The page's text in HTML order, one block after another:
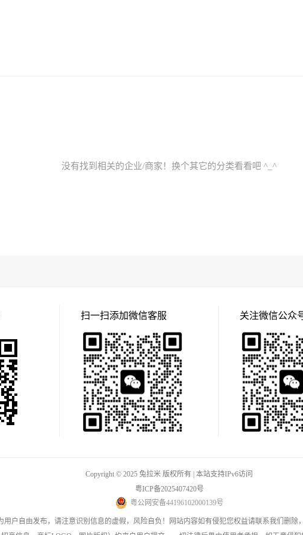
没有找到相关的企业/商家！换个其它的分类看看吧 ^_^
扫一扫添加微信客服 关注微信公众
Copyright © 2025 兔拉米 版权所有 | 本站支持IPv6访问
粤ICP备2025407420号
粤公网安备44196102000139号
用户自由发布，请注意识别信息的虚假，风险自负！网站内容如有侵犯您权益请联系我们删除